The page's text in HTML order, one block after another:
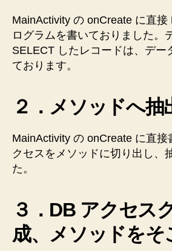
ス
周
り
ク
リ
ン
践
ー
ト
MainActivity の onCreate に直接
ログラムを書いておりました。
SELECT したレコードは、デー
ております。
２．メソッドへ抽
MainActivity の onCreate に直接
クセスをメソッドに切り出し、
た。
３．DB アクセス
成、メソッドをそ